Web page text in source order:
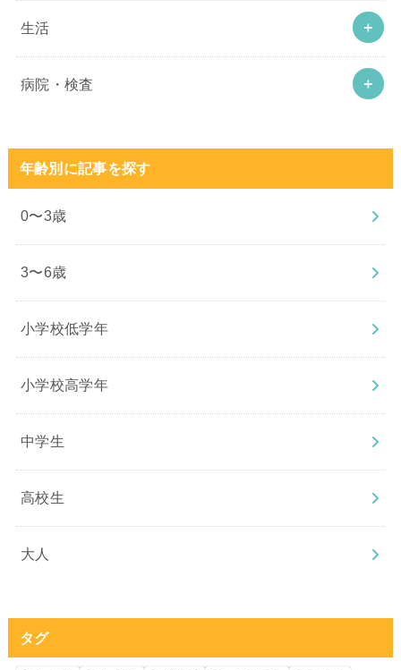
生活
病院・検査
年齢別に記事を探す
0〜3歳
3〜6歳
小学校低学年
小学校高学年
中学生
高校生
大人
タグ